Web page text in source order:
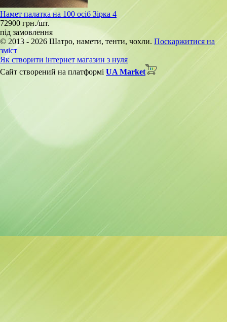
Намет палатка на 100 осіб Зірка 4
72900 грн./шт.
під замовлення
© 2013 - 2026 Шатро, намети, тенти, чохли. Поскаржитися на
зміст
Як створити інтернет магазин з нуля
Сайт створений на платформі UA Market